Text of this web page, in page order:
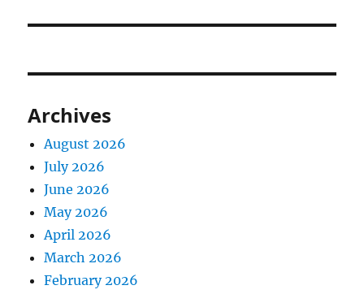
Archives
August 2026
July 2026
June 2026
May 2026
April 2026
March 2026
February 2026